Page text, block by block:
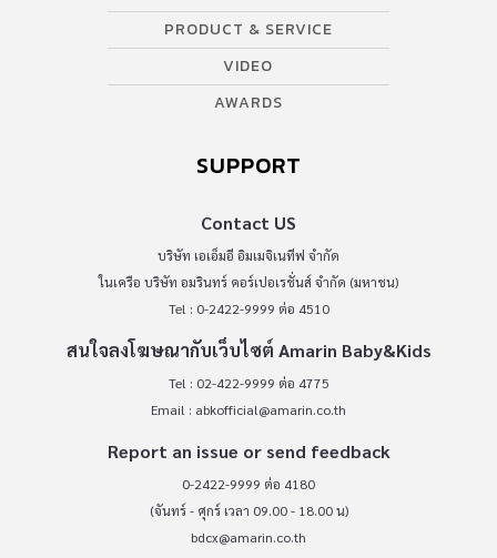
PRODUCT & SERVICE
VIDEO
AWARDS
SUPPORT
Contact US
บริษัท เอเอ็มอี อิมเมจิเนทีฟ จำกัด
ในเครือ บริษัท อมรินทร์ คอร์เปอเรชั่นส์ จำกัด (มหาชน)
Tel : 0-2422-9999 ต่อ 4510
สนใจลงโฆษณากับเว็บไซต์ Amarin Baby&Kids
Tel : 02-422-9999 ต่อ 4775
Email : abkofficial@amarin.co.th
Report an issue or send feedback
0-2422-9999 ต่อ 4180
(จันทร์ - ศุกร์ เวลา 09.00 - 18.00 น)
bdcx@amarin.co.th